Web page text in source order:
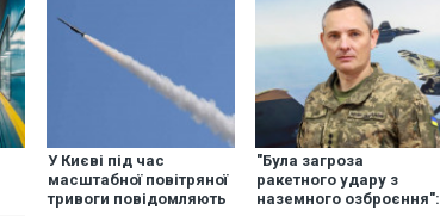
У Києві під час
масштабної повітряної
тривоги повідомляють
"Була загроза
ракетного удару з
наземного озброєння":